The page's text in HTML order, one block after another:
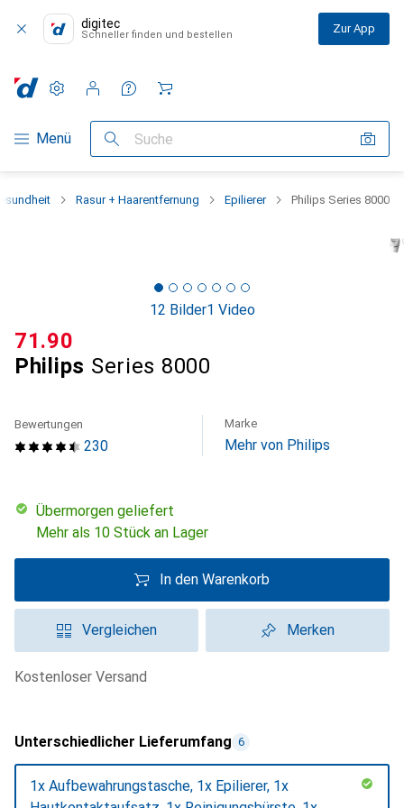
digitec
Schneller finden und bestellen Zur App
Navigation nach Kategorien
Menü Suche
Einstellungen
Kundenkonto
Vergleichslisten
Merklisten
Warenkorb
Rasur + Haarentfernung Epilierer Philips Series 8000
12 Bilder1 Video
Philips Series 8000
CHF
71.90
230
Bewertungen Marke
Mehr von Philips
übermorgen geliefert
Mehr als 10 Stück an Lager
In den Warenkorb
Vergleichen Merken
kostenloser Versand
Unterschiedlicher Lieferumfang 6
1x Aufbewahrungstasche, 1x Epilierer, 1x